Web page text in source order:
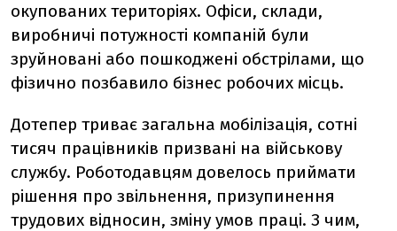
окупованих територіях. Офіси, склади,
виробничі потужності компаній були
зруйновані або пошкоджені обстрілами, що
фізично позбавило бізнес робочих місць.
Дотепер триває загальна мобілізація, сотні
тисяч працівників призвані на військову
службу. Роботодавцям довелось приймати
рішення про звільнення, призупинення
трудових відносин, зміну умов праці. З чим,